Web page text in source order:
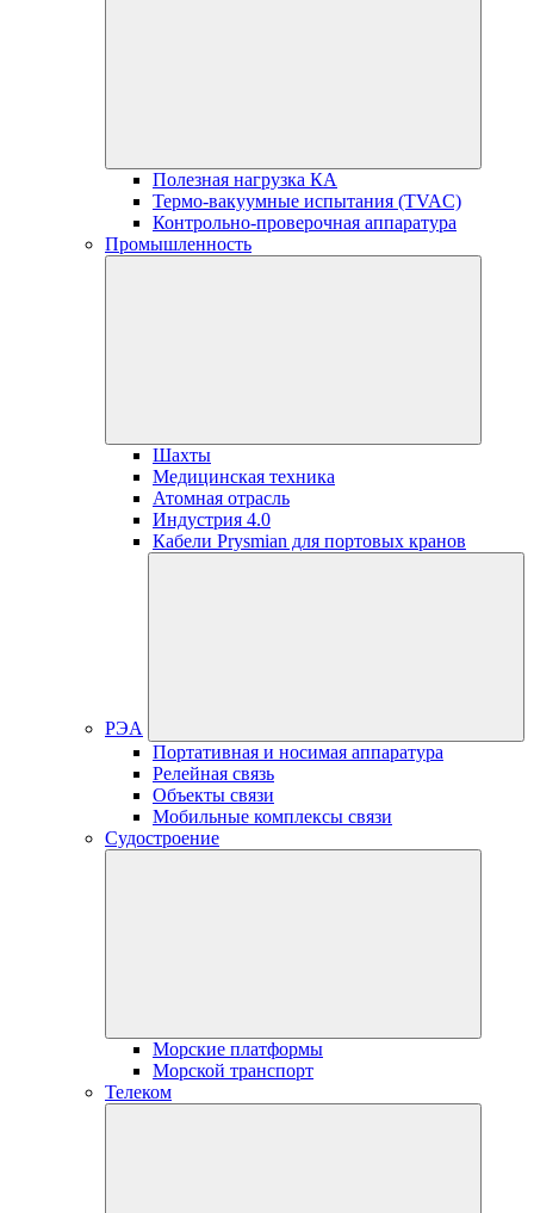
Полезная нагрузка КА
Термо-вакуумные испытания (TVAC)
Контрольно-проверочная аппаратура
Промышленность
Шахты
Медицинская техника
Атомная отрасль
Индустрия 4.0
Кабели Prysmian для портовых кранов
РЭА
Портативная и носимая аппаратура
Релейная связь
Объекты связи
Мобильные комплексы связи
Судостроение
Морские платформы
Морской транспорт
Телеком